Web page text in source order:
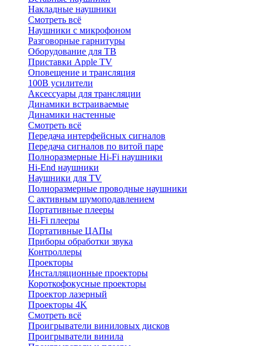
Накладные наушники
Смотреть всё
Наушники с микрофоном
Разговорные гарнитуры
Оборудование для ТВ
Приставки Apple TV
Оповещение и трансляция
100В усилители
Аксессуары для трансляции
Динамики встраиваемые
Динамики настенные
Смотреть всё
Передача интерфейсных сигналов
Передача сигналов по витой паре
Полноразмерные Hi-Fi наушники
Hi-End наушники
Наушники для TV
Полноразмерные проводные наушники
С активным шумоподавлением
Портативные плееры
Hi-Fi плееры
Портативные ЦАПы
Приборы обработки звука
Контроллеры
Проекторы
Инсталляционные проекторы
Короткофокусные проекторы
Проектор лазерный
Проекторы 4K
Смотреть всё
Проигрыватели виниловых дисков
Проигрыватели винила